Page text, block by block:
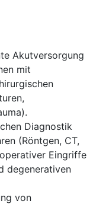
Akutversorgung
mit
Diagnostik
(Röntgen, CT,
Eingriffe
degenerativen
von